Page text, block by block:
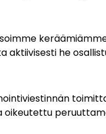
aktiivisesti he
oikeutettu